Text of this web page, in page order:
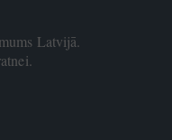
Latvijā.